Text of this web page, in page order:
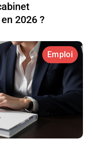
2026 ?
Emploi